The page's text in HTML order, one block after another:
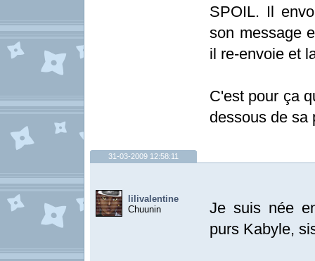
SPOIL. Il
son message
il re-envoie et
C'est pour ça
dessous de sa
31-03-2009 12:58:11
lilivalentine
Chuunin
Je suis née
purs Kabyle,